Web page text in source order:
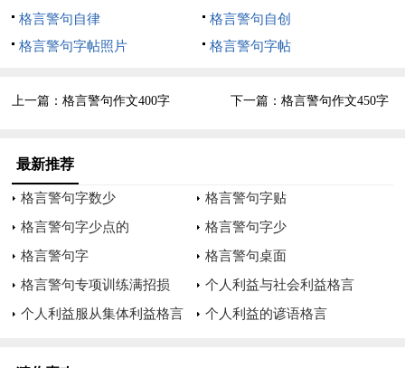
”爸爸答应了，果然，过了几天，爸爸搬来了一辆崭新的自行
车，我迫不及待地骑上了自行车，双手握住车头，身子保持平
失败了没关系
再来一次
格言警句自律
格言警句自创
格言警句字帖照片
格言警句字帖
上一篇：格言警句作文400字 下一篇：格言警句作文450字
最新推荐
格言警句字数少
格言警句字贴
格言警句字少点的
格言警句字少
格言警句字
格言警句桌面
格言警句专项训练满招损
个人利益与社会利益格言
个人利益服从集体利益格言
个人利益的谚语格言